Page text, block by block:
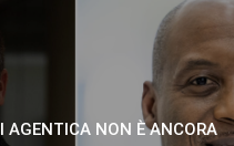
AGENTICA NON È ANCORA